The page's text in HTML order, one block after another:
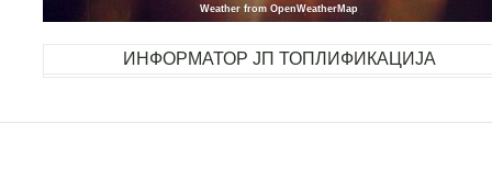
Weather from OpenWeatherMap
ИНФОРМАТОР ЈП ТОПЛИФИКАЦИЈА